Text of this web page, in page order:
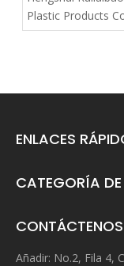
Plastic Products
ENLACES
CATEGORÍA
CONTÁCTENOS
Añadir: No.2, Fila 4,